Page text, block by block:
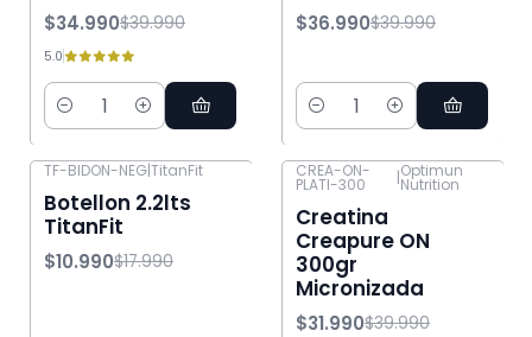
$34.990$39.990
5.0
Cantidad
$36.990$39.990
Cantidad
TF-BIDON-NEG|TitanFit
Botellon 2.2lts
TitanFit
$10.990$17.990
-20% OFF
CREA-ON-
PLATI-300 |Optimun
Nutrition
Creatina
Creapure ON
300gr
Micronizada
$31.990$39.990